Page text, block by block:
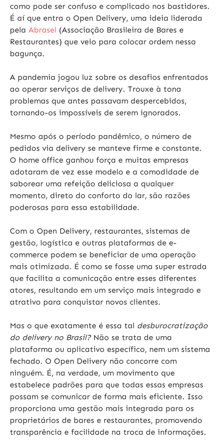
como pode ser confuso e complicado nos bastidores.
É aí que entra o Open Delivery, uma ideia liderada
pela Abrasel (Associação Brasileira de Bares e
Restaurantes) que veio para colocar ordem nessa
bagunça.
A pandemia jogou luz sobre os desafios enfrentados
ao operar serviços de delivery. Trouxe à tona
problemas que antes passavam despercebidos,
tornando-os impossíveis de serem ignorados.
Mesmo após o período pandêmico, o número de
pedidos via delivery se manteve firme e constante.
O home office ganhou força e muitas empresas
adotaram de vez esse modelo e a comodidade de
saborear uma refeição deliciosa a qualquer
momento, direto do conforto do lar, são razões
poderosas para essa estabilidade.
Com o Open Delivery, restaurantes, sistemas de
gestão, logística e outras plataformas de e-
commerce podem se beneficiar de uma operação
mais otimizada. É como se fosse uma super estrada
que facilita a comunicação entre esses diferentes
atores, resultando em um serviço mais integrado e
atrativo para conquistar novos clientes.
Mas o que exatamente é essa tal desburocratização
do delivery no Brasil?Não se trata de uma
plataforma ou aplicativo específico, nem um sistema
fechado. O Open Delivery não concorre com
ninguém. É, na verdade, um movimento que
estabelece padrões para que todas essas empresas
possam se comunicar de forma mais eficiente. Isso
proporciona uma gestão mais integrada para os
proprietários de bares e restaurantes, promovendo
transparência e facilidade na troca de informações.